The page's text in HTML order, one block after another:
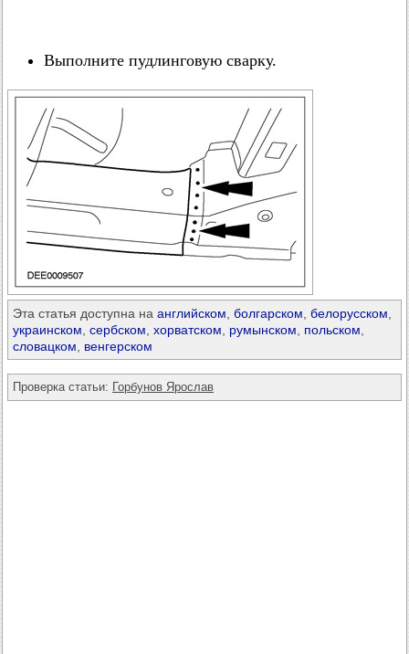
Выполните пудлинговую сварку.
Эта статья доступна на английском болгарском белорусском
украинском сербском хорватском румынском польском
словацком
венгерском
Проверка статьи: Горбунов Ярослав